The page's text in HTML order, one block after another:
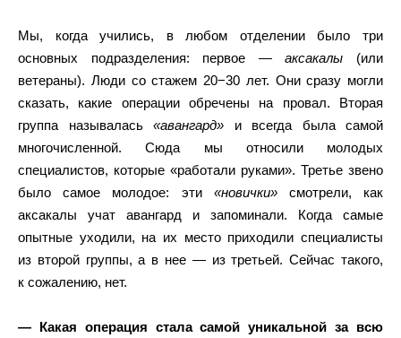
Мы, когда учились, в любом отделении было три
основных подразделения: первое —аксакалы (или
ветераны). Люди со стажем 20−30 лет. Они сразу могли
сказать, какие операции обречены на провал. Вторая
группа называлась «авангард» и всегда была самой
многочисленной. Сюда мы относили молодых
специалистов, которые «работали руками». Третье звено
было самое молодое: эти «новички»смотрели, как
аксакалы учат авангард и запоминали. Когда самые
опытные уходили, на их место приходили специалисты
из второй группы, а в нее — из третьей. Сейчас такого,
к сожалению, нет.
— Какая операция стала самой уникальной за всю